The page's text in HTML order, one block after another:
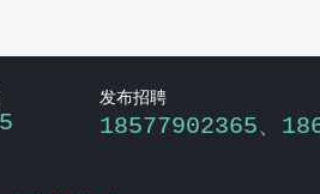
发布招聘
18577902365、